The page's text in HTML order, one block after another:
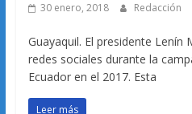
30 enero, 2018 Redacción
Guayaquil. El presidente
redes sociales durante la
Ecuador en el 2017. Esta
Leer más